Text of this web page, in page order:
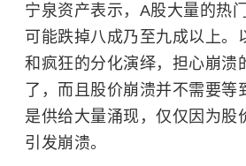
宁泉资产表示，A股大量的热
可能跌掉八成乃至九成以上。
和疯狂的分化演绎，担心崩溃
了，而且股价崩溃并不需要等
是供给大量涌现，仅仅因为股
引发崩溃。